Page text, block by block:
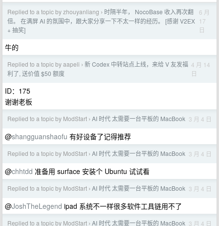
Replied to a topic by zhouyanliang › 时隔半年， NocoBase 收入再次翻
倍。 在满屏 AI 的氛围中，跟大家分享一下不太一样的经历。 [感谢 V2EX
+ 抽奖]
6 月
17
日
牛的
Replied to a topic by aapeli › 新 Codex 中转站点上线，来给 V 友发福
利了, 送价值 $50 额度
4 月 14
日
ID：175
谢谢老板
Replied to a topic by ModStart › AI 时代 太需要一台平板的 MacBook 3 月 4 日
@shangguanshaofu 有好设备了记得推荐
Replied to a topic by ModStart › AI 时代 太需要一台平板的 MacBook 3 月 4 日
@chhtdd 准备用 surface 安装个 Ubuntu 试试看
Replied to a topic by ModStart › AI 时代 太需要一台平板的 MacBook 3 月 4 日
@JoshTheLegend ipad 系统不一样很多软件工具链用不了
Replied to a topic by ModStart › AI 时代 太需要一台平板的 MacBook 3 月 4 日